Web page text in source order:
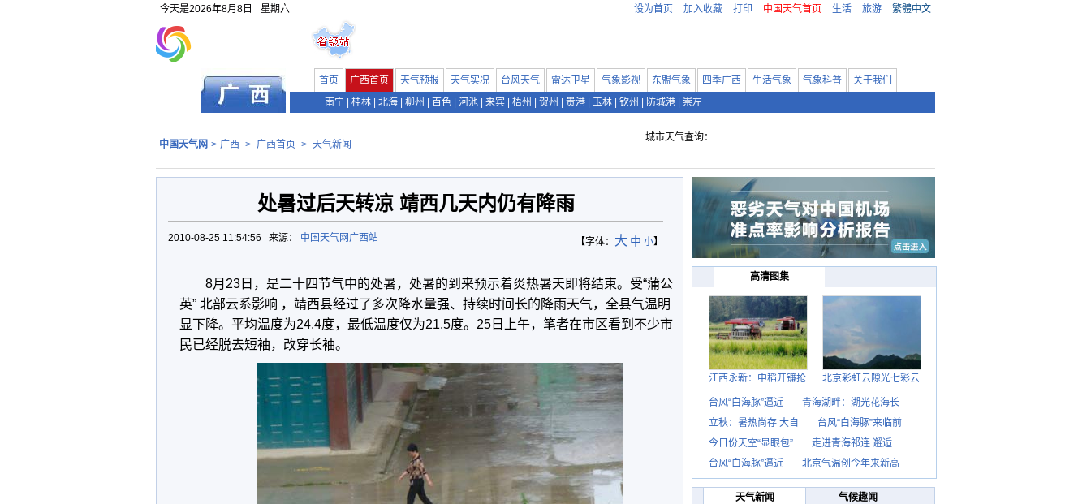
今天是2026年8月8日 星期六 设为首页 加入收藏 打印 中国天气首页 生活 旅游 繁體中文
首页 广西首页 天气预报 天气实况 台风天气 雷达卫星 气象影视 东盟气象 四季广西 生活气象 气象科普
关于我们
南宁
桂林 北海 柳州 百色 河池 来宾 梧州 贺州 贵港 玉林 钦州 防城港 崇左
中国天气网 > 广西 > 广西首页 > 天气新闻
城市天气查询：
处暑过后天转凉 靖西几天内仍有降雨
【字体： 大 中 小】
2010-08-25 11:54:56 来源： 中国天气网广西站
8月23日，是二十四节气中的处暑，处暑的到来预示着炎热暑天即将结束。受“蒲公
英” 北部云系影响 ，靖西县经过了多次降水量强、持续时间长的降雨天气，全县气温明
显下降。平均温度为24.4度，最低温度仅为21.5度。25日上午，笔者在市区看到不少市
民已经脱去短袖，改穿长袖。
高清图集
江西永新：中稻开镰抢 北京彩虹云隙光七彩云
台风“白海豚”逼近
青海湖畔：湖光花海长
立秋：暑热尚存 大自
台风“白海豚”来临前
今日份天空“显眼包”
走进青海祁连 邂逅一
台风“白海豚”逼近
北京气温创今年来新高
天气新闻 气候趣闻